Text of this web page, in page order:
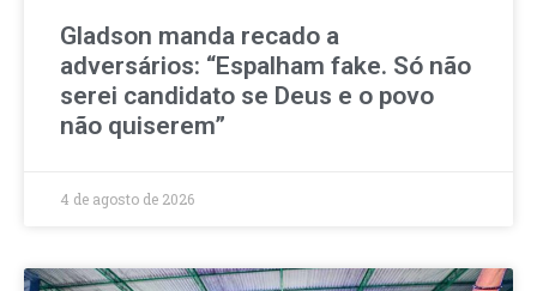
Gladson manda recado a
adversários: “Espalham fake. Só não
serei candidato se Deus e o povo
não quiserem”
4 de agosto de 2026